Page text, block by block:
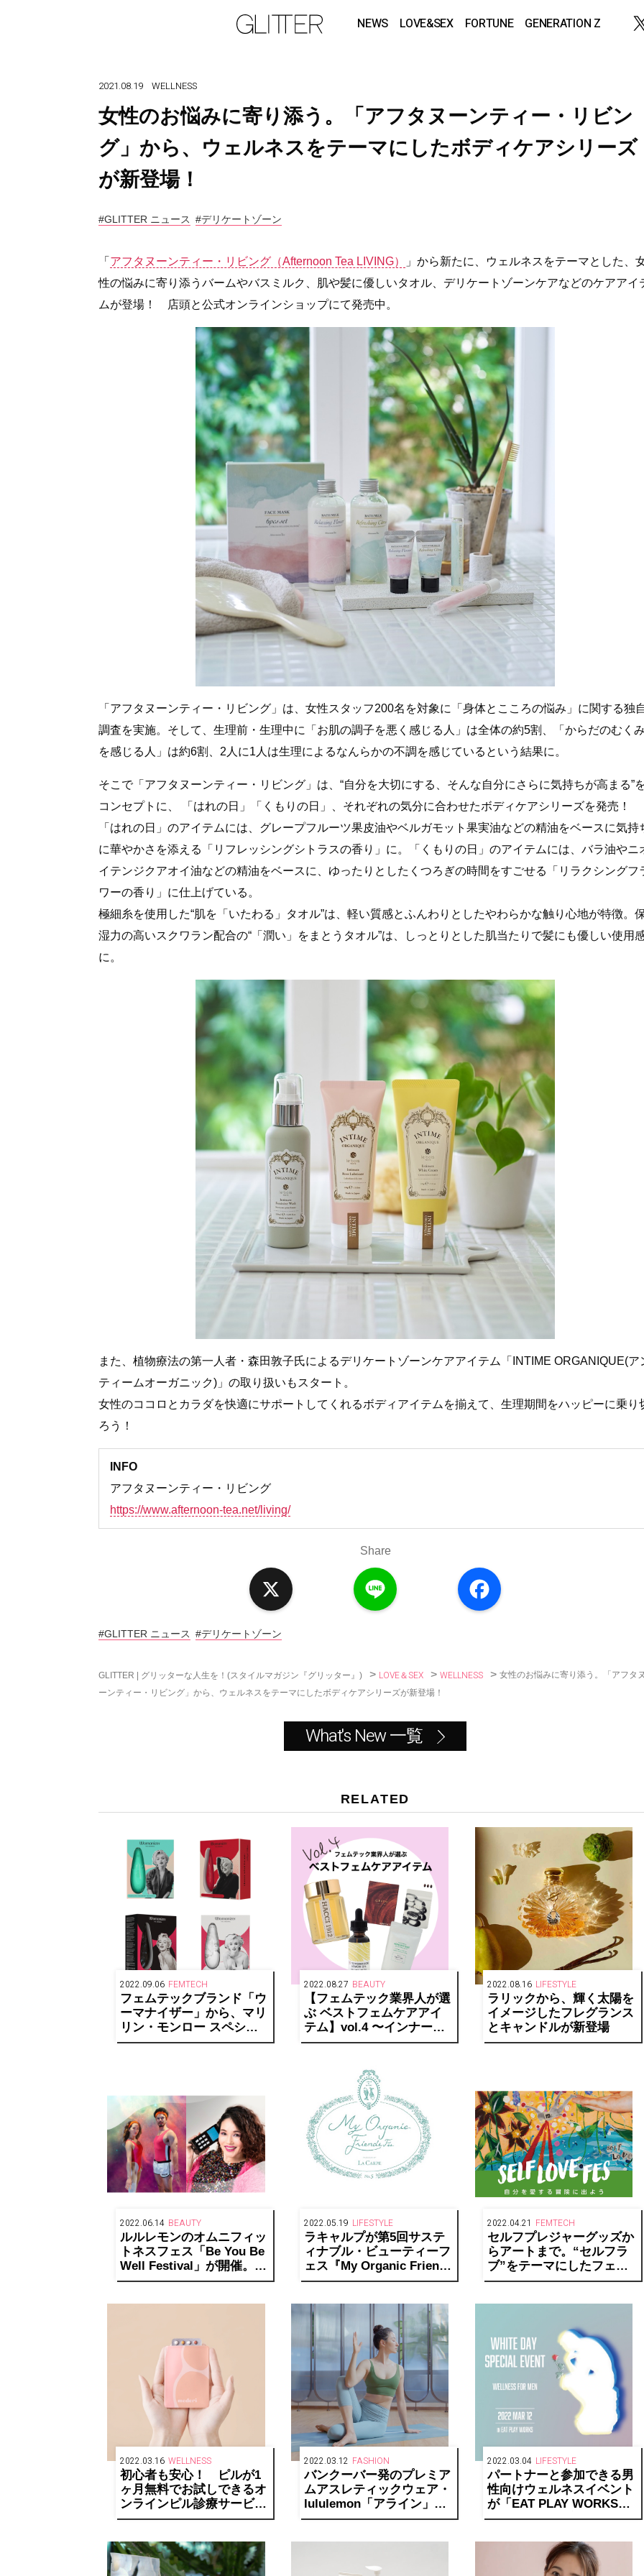
NEWS LOVE&SEX FORTUNE GENERATION Z
2021.08.19 WELLNESS
女性のお悩みに寄り添う。「アフタヌーンティー・リビン
グ」から、ウェルネスをテーマにしたボディケアシリーズ
が新登場！
#GLITTER ニュース #デリケートゾーン
「 アフタヌーンティー・リビング（Afternoon Tea LIVING）
」から新たに、ウェルネスをテーマとした、
性の悩みに寄り添うバームやバスミルク、肌や髪に優しいタオル、デリケートゾーンケアなどのケアアイ
ムが登場！ 店頭と公式オンラインショップにて発売中。
「アフタヌーンティー・リビング」は、女性スタッフ200名を対象に「身体とこころの悩み」に関する独
調査を実施。そして、生理前・生理中に「お肌の調子を悪く感じる人」は全体の約5割、「からだのむく
を感じる人」は約6割、2人に1人は生理によるなんらかの不調を感じているという結果に。
そこで「アフタヌーンティー・リビング」は、“自分を大切にする、そんな自分にさらに気持ちが高まる”
コンセプトに、 「はれの日」「くもりの日」、それぞれの気分に合わせたボディケアシリーズを発売！
「はれの日」のアイテムには、グレープフルーツ果皮油やベルガモット果実油などの精油をベースに気持
に華やかさを添える「リフレッシングシトラスの香り」に。「くもりの日」のアイテムには、バラ油やニ
イテンジクアオイ油などの精油をベースに、ゆったりとしたくつろぎの時間をすごせる「リラクシングフ
ワーの香り」に仕上げている。
極細糸を使用した“肌を「いたわる」タオル”は、軽い質感とふんわりとしたやわらかな触り心地が特徴。
湿力の高いスクワラン配合の“「潤い」をまとうタオル”は、しっとりとした肌当たりで髪にも優しい使用
に。
また、植物療法の第一人者・森田敦子氏によるデリケートゾーンケアアイテム「INTIME ORGANIQUE(ア
ティームオーガニック)」の取り扱いもスタート。
女性のココロとカラダを快適にサポートしてくれるボディアイテムを揃えて、生理期間をハッピーに乗り
ろう！
INFO
アフタヌーンティー・リビング
https://www.afternoon-tea.net/living/
Share
#GLITTER ニュース #デリケートゾーン
GLITTER | グリッターな人生を！(スタイルマガジン『グリッター』) > LOVE＆SEX > WELLNESS > 女性のお悩みに寄り添う。「アフタ
ーンティー・リビング」から、ウェルネスをテーマにしたボディケアシリーズが新登場！
What's New 一覧
RELATED
2022.09.06 FEMTECH
フェムテックブランド「ウ
ーマナイザー」から、マリ
リン・モンロー スペシャ
ルエディションが4色展開
2022.08.27 BEAUTY
【フェムテック業界人が選
ぶ ベストフェムケアアイ
テム】vol.4 〜インナーケ
ア〜
2022.08.16 LIFESTYLE
ラリックから、輝く太陽を
イメージしたフレグランス
とキャンドルが新登場
2022.06.14 BEAUTY
ルルレモンのオムニフィッ
トネスフェス「Be You Be
Well Festival」が開催。平
野ノラがオープニングゲス
2022.05.19 LIFESTYLE
ラキャルプが第5回サステ
ィナブル・ビューティーフ
ェス『My Organic Friends
Fes by Salon de LA
2日間開催！
2022.04.21 FEMTECH
セルフプレジャーグッズか
らアートまで。“セルフラ
ブ”をテーマにしたフェス
「SELF LOVE FES」が
2022.03.16 WELLNESS
初心者も安心！ ピルが1
ヶ月無料でお試しできるオ
ンラインピル診療サービス
「mederi Pill」がスター
2022.03.12 FASHION
バンクーバー発のプレミア
ムアスレティックウェア・
lululemon「アライン」シ
リーズの魅力
2022.03.04 LIFESTYLE
パートナーと参加できる男
性向けウェルネスイベント
が「EAT PLAY WORKS」
で開催。2人で心身ともに